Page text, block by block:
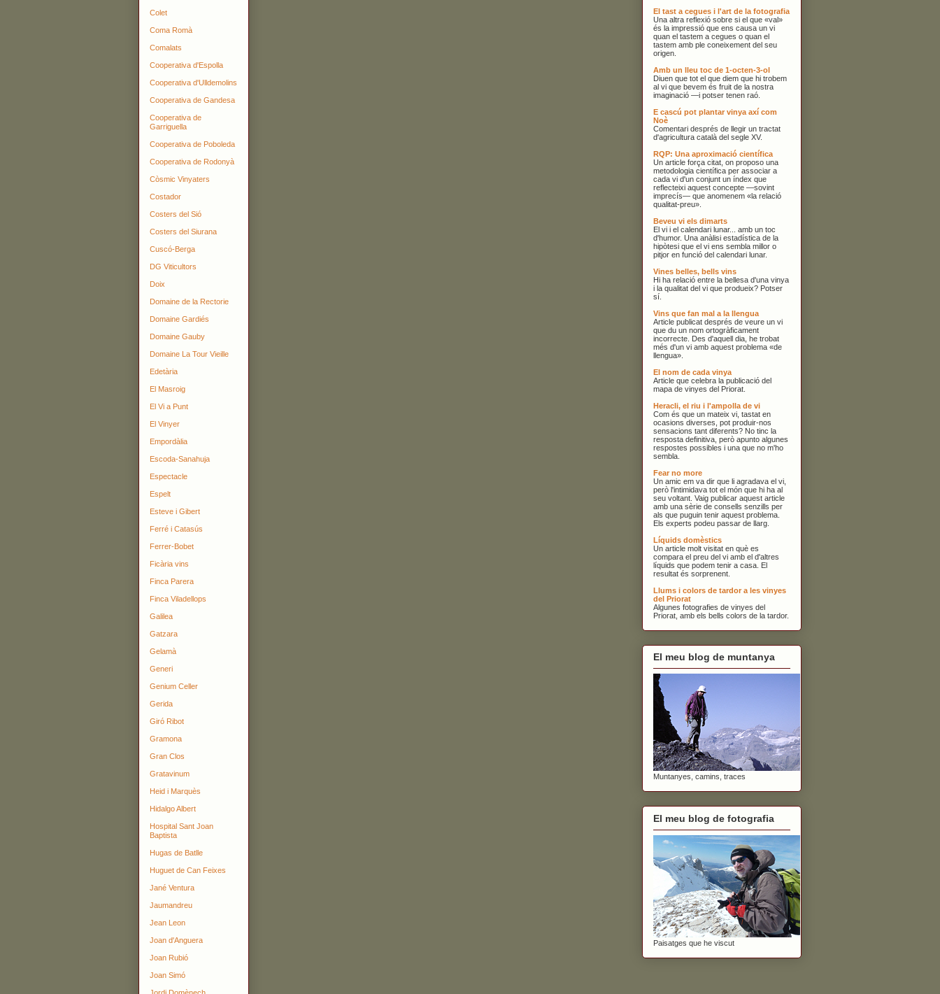
Colet
Coma Romà
Comalats
Cooperativa d'Espolla
Cooperativa d'Ulldemolins
Cooperativa de Gandesa
Cooperativa de
Garriguella
Cooperativa de Poboleda
Cooperativa de Rodonyà
Còsmic Vinyaters
Costador
Costers del Sió
Costers del Siurana
Cuscó-Berga
DG Viticultors
Doix
Domaine de la Rectorie
Domaine Gardiés
Domaine Gauby
Domaine La Tour Vieille
Edetària
El Masroig
El Vi a Punt
El Vinyer
Empordàlia
Escoda-Sanahuja
Espectacle
Espelt
Esteve i Gibert
Ferré i Catasús
Ferrer-Bobet
Ficària vins
Finca Parera
Finca Viladellops
Galilea
Gatzara
Gelamà
Generi
Genium Celler
Gerida
Giró Ribot
Gramona
Gran Clos
Gratavinum
Heid i Marquès
Hidalgo Albert
Hospital Sant Joan
Baptista
Hugas de Batlle
Huguet de Can Feixes
Jané Ventura
Jaumandreu
Jean Leon
Joan d'Anguera
Joan Rubió
Joan Simó
El tast a cegues i l'art de la fotografia
Una altra reflexió sobre si el que «val»
és la impressió que ens causa un vi
quan el tastem a cegues o quan el
tastem amb ple coneixement del seu
origen.
Amb un lleu toc de 1-octen-3-ol
Diuen que tot el que diem que hi trobem
al vi que bevem és fruit de la nostra
imaginació —i potser tenen raó.
E cascú pot plantar vinya axí com
Noè
Comentari després de llegir un tractat
d'agricultura català del segle XV.
RQP: Una aproximació científica
Un article força citat, on proposo una
metodologia científica per associar a
cada vi d'un conjunt un índex que
reflecteixi aquest concepte —sovint
imprecís— que anomenem «la relació
qualitat-preu».
Beveu vi els dimarts
El vi i el calendari lunar... amb un toc
d'humor. Una anàlisi estadística de la
hipòtesi que el vi ens sembla millor o
pitjor en funció del calendari lunar.
Vines belles, bells vins
Hi ha relació entre la bellesa d'una vinya
i la qualitat del vi que produeix? Potser
sí.
Vins que fan mal a la llengua
Article publicat després de veure un vi
que du un nom ortogràficament
incorrecte. Des d'aquell dia, he trobat
més d'un vi amb aquest problema «de
llengua».
El nom de cada vinya
Article que celebra la publicació del
mapa de vinyes del Priorat.
Heracli, el riu i l'ampolla de vi
Com és que un mateix vi, tastat en
ocasions diverses, pot produir-nos
sensacions tant diferents? No tinc la
resposta definitiva, però apunto algunes
respostes possibles i una que no m'ho
sembla.
Fear no more
Un amic em va dir que li agradava el vi,
però l'intimidava tot el món que hi ha al
seu voltant. Vaig publicar aquest article
amb una sèrie de consells senzills per
als que puguin tenir aquest problema.
Els experts podeu passar de llarg.
Líquids domèstics
Un article molt visitat en què es
compara el preu del vi amb el d'altres
líquids que podem tenir a casa. El
resultat és sorprenent.
Llums i colors de tardor a les vinyes
del Priorat
Algunes fotografies de vinyes del
Priorat, amb els bells colors de la tardor.
El meu blog de muntanya
Muntanyes, camins, traces
El meu blog de fotografia
Paisatges que he viscut